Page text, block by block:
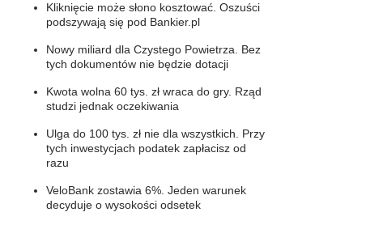
Kliknięcie może słono kosztować. Oszuści
podszywają się pod Bankier.pl
Nowy miliard dla Czystego Powietrza. Bez
tych dokumentów nie będzie dotacji
Kwota wolna 60 tys. zł wraca do gry. Rząd
studzi jednak oczekiwania
Ulga do 100 tys. zł nie dla wszystkich. Przy
tych inwestycjach podatek zapłacisz od
razu
VeloBank zostawia 6%. Jeden warunek
decyduje o wysokości odsetek